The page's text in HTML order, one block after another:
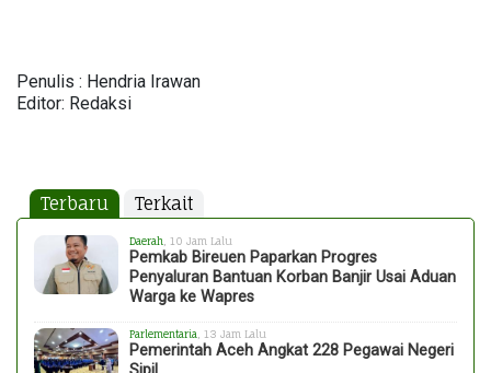
Penulis : Hendria Irawan
Editor: Redaksi
Terbaru Terkait
Daerah , 10 Jam Lalu
Pemkab Bireuen Paparkan Progres
Penyaluran Bantuan Korban Banjir Usai Aduan
Warga ke Wapres
Parlementaria , 13 Jam Lalu
Pemerintah Aceh Angkat 228 Pegawai Negeri